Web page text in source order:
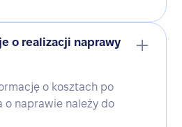
o realizacji naprawy
o kosztach po
o naprawie należy do